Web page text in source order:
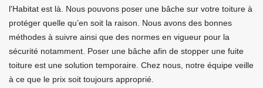
l'Habitat est là. Nous pouvons poser une bâche sur votre toiture à
protéger quelle qu’en soit la raison. Nous avons des bonnes
méthodes à suivre ainsi que des normes en vigueur pour la
sécurité notamment. Poser une bâche afin de stopper une fuite
toiture est une solution temporaire. Chez nous, notre équipe veille
à ce que le prix soit toujours approprié.